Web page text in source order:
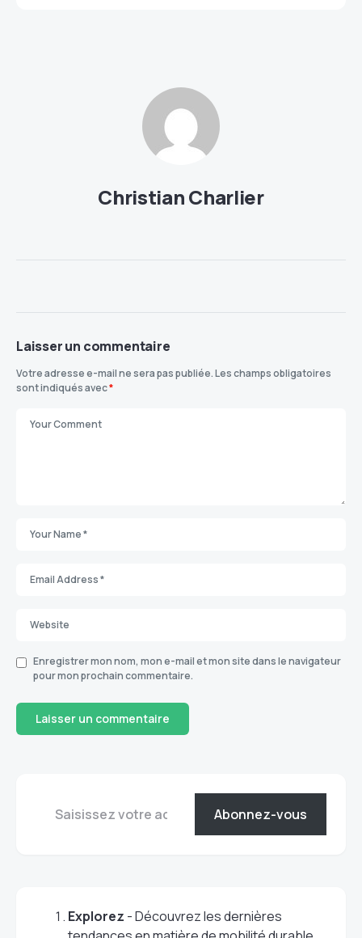
Christian Charlier
Laisser un commentaire
Votre adresse e-mail ne sera pas publiée.Les champs obligatoires
sont indiqués avec*
Enregistrer mon nom, mon e-mail et mon site dans le navigateur
pour mon prochain commentaire.
Abonnez-vous
Explorez - Découvrez les dernières